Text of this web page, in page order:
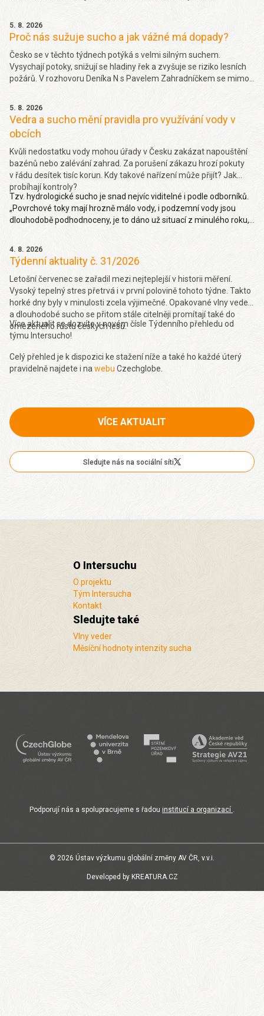
5. 8. 2026
Proč nás sužuje sucho a jak vážné má dopady?
Česko se v těchto týdnech potýká s velmi silným suchem.
Vysychají potoky, snižují se hladiny řek a zvyšuje se riziko lesních
požárů. V rozhovoru Deníka N s Pavelem Zahradníčkem se mimo
problém je málo vody v řekách. Více
5. 8. 2026
Vedra a sucho mění pravidla pro využívání vody v
obcích
Kvůli nedostatku vody mohou úřady v Česku zakázat napouštění
bazénů nebo zalévání zahrad. Za porušení zákazu hrozí pokuty
v řádu desítek tisíc korun. Kdy takové nařízení může přijít? Jak
probíhají kontroly?
Tzv. hydrologické sucho je snad nejvíc viditelné i podle odborníků.
„Povrchové toky mají hrozně málo vody, i podzemní vody jsou
dlouhodobě podhodnoceny, je to dáno už situací z minulého roku,
4. 8. 2026
Týdenní aktuality č. 31/2026
Letošní červenec se zařadil mezi nejteplejší v historii měření.
Vysoký tepelný stres přetrvá i v první polovině tohoto týdne. Takto
horké dny byly v minulosti zcela výjimečné. Opakované vlny veder
a dlouhodobé sucho se přitom stále citelněji promítají také do
omezeného růstu českých lesů.
Více aktualit se dozvíte v novém čísle Týdenního přehledu od
týmu Intersucho!
Celý přehled je k dispozici ke stažení níže a také ho každé úterý
pravidelně najdete i na webu Czechglobe.
VÍCE AKTUALIT
Sledujte nás na sociální síti
O Intersuchu
O projektu
Tým Intersucha
Kontakt
Sledujte také
Vlny veder
Měsíční hodnoty intenzity sucha
Podporují nás a spolupracujeme s řadou institucí a organizací .
© 2026 Ústav výzkumu globální změny AV ČR, v.v.i.
Developed by KREATURA.CZ